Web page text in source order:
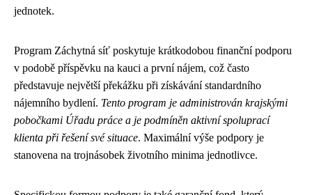
jednotek.
Program Záchytná síť poskytuje krátkodobou finanční podporu
v podobě příspěvku na kauci a první nájem, což často
představuje největší překážku při získávání standardního
nájemního bydlení. Tento program je administrován krajskými
pobočkami Úřadu práce a je podmíněn aktivní spoluprací
klienta při řešení své situace. Maximální výše podpory je
stanovena na trojnásobek životního minima jednotlivce.